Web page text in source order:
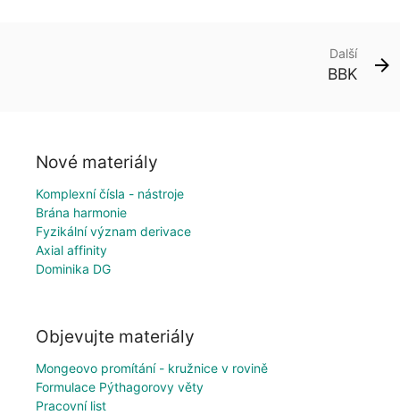
Další
BBK
Nové materiály
Komplexní čísla - nástroje
Brána harmonie
Fyzikální význam derivace
Axial affinity
Dominika DG
Objevujte materiály
Mongeovo promítání - kružnice v rovině
Formulace Pýthagorovy věty
Pracovní list